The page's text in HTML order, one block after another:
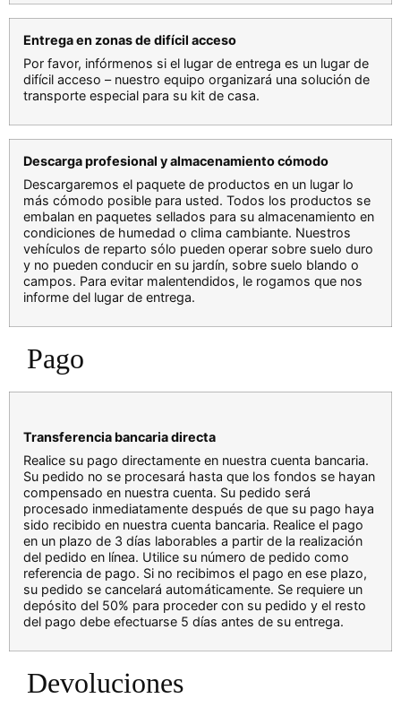
Entrega en zonas de difícil acceso
Por favor, infórmenos si el lugar de entrega es un lugar de
difícil acceso – nuestro equipo organizará una solución de
transporte especial para su kit de casa.
Descarga profesional y almacenamiento cómodo
Descargaremos el paquete de productos en un lugar lo
más cómodo posible para usted. Todos los productos se
embalan en paquetes sellados para su almacenamiento en
condiciones de humedad o clima cambiante. Nuestros
vehículos de reparto sólo pueden operar sobre suelo duro
y no pueden conducir en su jardín, sobre suelo blando o
campos. Para evitar malentendidos, le rogamos que nos
informe del lugar de entrega.
Pago
Transferencia bancaria directa
Realice su pago directamente en nuestra cuenta bancaria.
Su pedido no se procesará hasta que los fondos se hayan
compensado en nuestra cuenta. Su pedido será
procesado inmediatamente después de que su pago haya
sido recibido en nuestra cuenta bancaria. Realice el pago
en un plazo de 3 días laborables a partir de la realización
del pedido en línea. Utilice su número de pedido como
referencia de pago. Si no recibimos el pago en ese plazo,
su pedido se cancelará automáticamente. Se requiere un
depósito del 50% para proceder con su pedido y el resto
del pago debe efectuarse 5 días antes de su entrega.
Devoluciones